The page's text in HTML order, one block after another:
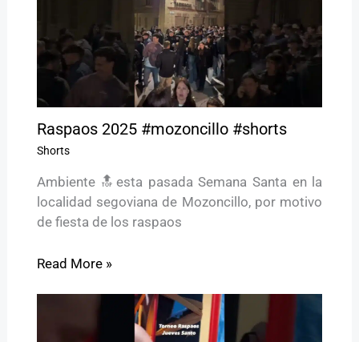
Raspaos 2025 #mozoncillo #shorts
Shorts
Ambiente 🔝esta pasada Semana Santa en la
localidad segoviana de Mozoncillo, por motivo
de fiesta de los raspaos
Read More »